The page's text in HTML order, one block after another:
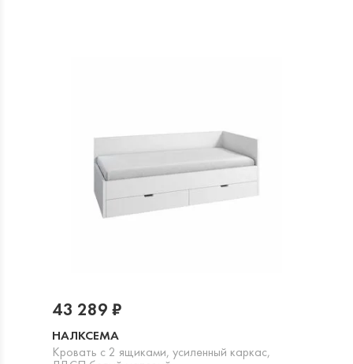
НАЛКСЕМА
Кровать с 2 ящиками, усиленный каркас,
43 289 ₽